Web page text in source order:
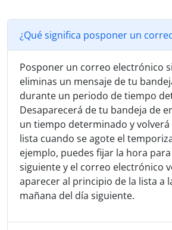
¿Qué significa posponer un
Posponer un correo electrónico
eliminas un mensaje de tu
durante un periodo de tiempo
Desaparecerá de tu bandeja de
un tiempo determinado y
lista cuando se agote el
ejemplo, puedes fijar la hora
siguiente y el correo electrónico
aparecer al principio de la lista a
mañana del día siguiente.